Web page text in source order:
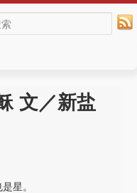
文／新盐
星。